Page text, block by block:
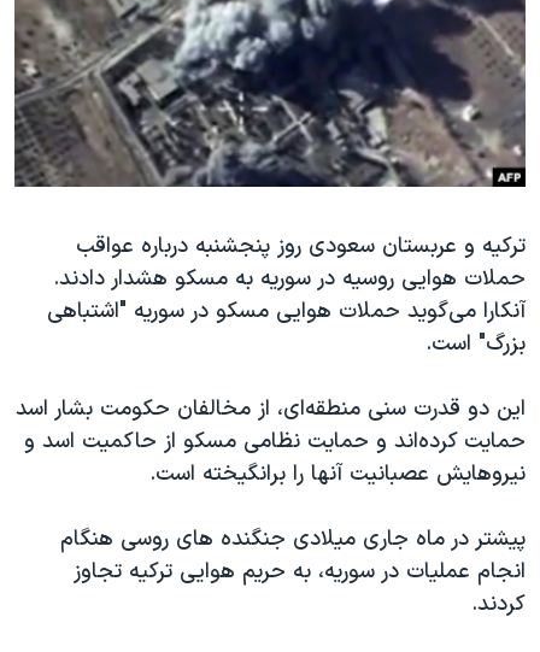
فرهنگ و زندگی
حقوق شهروندی
اقتصادی
علم و فناوری
گالری عکس
آرشیو پخش زنده
مستندها
انتخابات ریاست جمهوری آمریکا ۲۰۲۴
حمله جمهوری اسلامی به اسرائیل
رمز مهسا
اعتراضات زن، زندگی، آزادی
مجموعه مستندهای دادخواهی
تریبونال مردمی آبان ۹۸
چهل سال گروگان‌گیری
قانون شفافیت دارائی کادر رهبری ایران
اسرائیل در جنگ
نرگس محمدی برنده جایزه نوبل صلح
دنبال کنید
زبانهای مختلف
ترکیه و عربستان سعودی روز پنجشنبه درباره عواقب
حملات هوایی روسیه در سوریه به مسکو هشدار دادند.
آنکارا می‌گوید حملات هوایی مسکو در سوریه "اشتباهی
بزرگ" است.
این دو قدرت سنی منطقه‌ای، از مخالفان حکومت بشار اسد
حمایت کرده‌اند و حمایت نظامی مسکو از حاکمیت اسد و
نیروهایش عصبانیت آنها را برانگیخته است.
پیشتر در ماه جاری میلادی جنگنده‌ های روسی هنگام
انجام عملیات در سوریه، به حریم هوایی ترکیه تجاوز
کردند.